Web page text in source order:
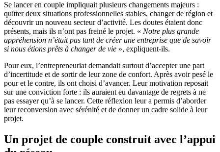
Se lancer en couple impliquait plusieurs changements majeurs :
quitter deux situations professionnelles stables, changer de région et
découvrir un nouveau secteur d’activité. Les doutes étaient donc
présents, mais ils n’ont pas freiné le projet. « Notre plus grande
appréhension n’était pas tant de créer une entreprise que de savoir
si nous étions prêts à changer de vie », expliquent-ils.
Pour eux, l’entrepreneuriat demandait surtout d’accepter une part
d’incertitude et de sortir de leur zone de confort. Après avoir pesé le
pour et le contre, ils ont choisi d’avancer. Leur motivation reposait
sur une conviction forte : ils auraient eu davantage de regrets à ne
pas essayer qu’à se lancer. Cette réflexion leur a permis d’aborder
leur reconversion avec sérénité et de donner un cadre solide à leur
projet.
Un projet de couple construit avec l’appui